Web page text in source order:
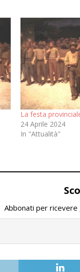
La festa
24 Aprile 2024
In "Attualità"
Abbonati per ricevere